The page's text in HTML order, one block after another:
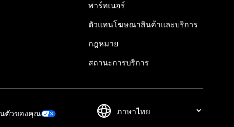
พาร์ทเนอร์
ตัวแทนโฆษณาสินค้าและบริการ
กฎหมาย
สถานะการบริการ
นตัวของคุณ